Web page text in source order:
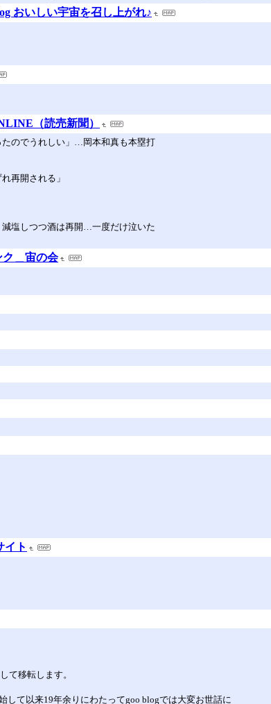
おいしい宇宙を召し上がれ♪
（読売新聞）
のでうれしい」…岡本和真も本塁打
再開される」
塩しつつ酒は再開…一度だけ泣いた
＿宙の会
イト
て移転します。
て以来19年余りにわたってgoo blogでは大変お世話に